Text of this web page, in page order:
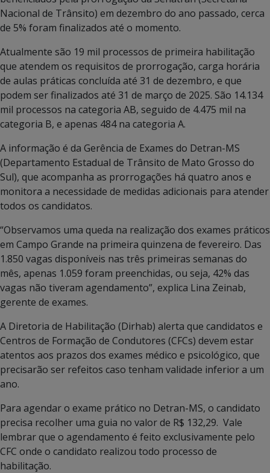
Nacional de Trânsito) em dezembro do ano passado, cerca
de 5% foram finalizados até o momento.
Atualmente são 19 mil processos de primeira habilitação
que atendem os requisitos de prorrogação, carga horária
de aulas práticas concluída até 31 de dezembro, e que
podem ser finalizados até 31 de março de 2025. São 14.134
mil processos na categoria AB, seguido de 4.475 mil na
categoria B, e apenas 484 na categoria A.
A informação é da Gerência de Exames do Detran-MS
(Departamento Estadual de Trânsito de Mato Grosso do
Sul), que acompanha as prorrogações há quatro anos e
monitora a necessidade de medidas adicionais para atender
todos os candidatos.
“Observamos uma queda na realização dos exames práticos
em Campo Grande na primeira quinzena de fevereiro. Das
1.850 vagas disponíveis nas três primeiras semanas do
mês, apenas 1.059 foram preenchidas, ou seja, 42% das
vagas não tiveram agendamento”, explica Lina Zeinab,
gerente de exames.
A Diretoria de Habilitação (Dirhab) alerta que candidatos e
Centros de Formação de Condutores (CFCs) devem estar
atentos aos prazos dos exames médico e psicológico, que
precisarão ser refeitos caso tenham validade inferior a um
ano.
Para agendar o exame prático no Detran-MS, o candidato
precisa recolher uma guia no valor de R$ 132,29. Vale
lembrar que o agendamento é feito exclusivamente pelo
CFC onde o candidato realizou todo processo de
habilitação.